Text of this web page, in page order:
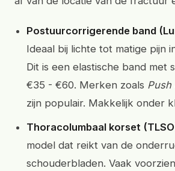
Postuurcorrigerende band
Ideaal bij lichte tot matige pijn
Dit is een elastische band met
€35 - €60. Merken zoals Push
zijn populair. Makkelijk onder
Thoracolumbaal korset
model dat reikt van de
schouderbladen. Vaak